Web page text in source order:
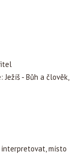
Ježíš - Bůh a člověk,
interpretovat, místo